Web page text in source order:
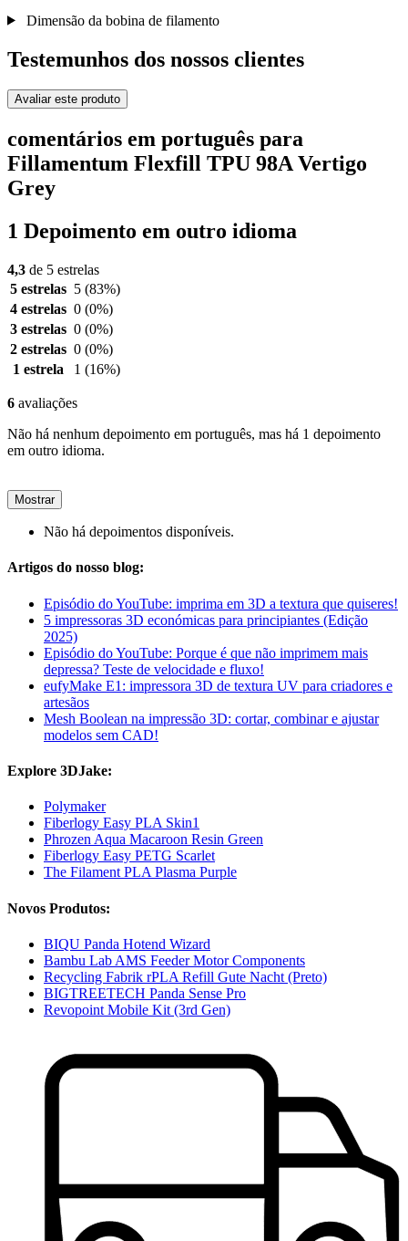
Dimensão da bobina de filamento
Testemunhos dos nossos clientes
Avaliar este produto
comentários em português para
Fillamentum Flexfill TPU 98A Vertigo
Grey
1 Depoimento em outro idioma
4,3 de 5 estrelas
5 estrelas 5 (83%)
4 estrelas 0 (0%)
3 estrelas 0 (0%)
2 estrelas 0 (0%)
1 estrela
1 (16%)
6 avaliações
Não há nenhum depoimento em português, mas há 1 depoimento
em outro idioma.
Mostrar
Não há depoimentos disponíveis.
Artigos do nosso blog:
Episódio do YouTube: imprima em 3D a textura que quiseres!
5 impressoras 3D económicas para principiantes (Edição
2025)
Episódio do YouTube: Porque é que não imprimem mais
depressa? Teste de velocidade e fluxo!
eufyMake E1: impressora 3D de textura UV para criadores e
artesãos
Mesh Boolean na impressão 3D: cortar, combinar e ajustar
modelos sem CAD!
Explore 3DJake:
Polymaker
Fiberlogy Easy PLA Skin1
Phrozen Aqua Macaroon Resin Green
Fiberlogy Easy PETG Scarlet
The Filament PLA Plasma Purple
Novos Produtos:
BIQU Panda Hotend Wizard
Bambu Lab AMS Feeder Motor Components
Recycling Fabrik rPLA Refill Gute Nacht (Preto)
BIGTREETECH Panda Sense Pro
Revopoint Mobile Kit (3rd Gen)